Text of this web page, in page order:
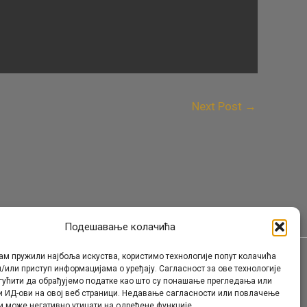
Подешавање колачића
пружили најбоља искуства, користимо технологије попут колачића
приступ информацијама о уређају. Сагласност за ове технологије
да обрађујемо податке као што су понашање прегледања или
ИД-ови на овој веб страници. Недавање сагласности или повлачење
Next Post →
Контакт